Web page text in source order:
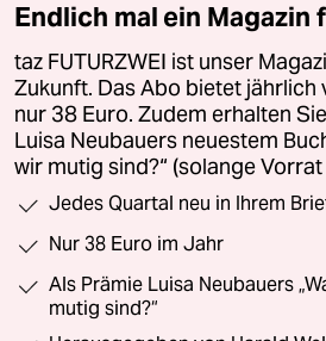
Endlich mal ein Magazin
taz FUTURZWEI ist unser
Zukunft. Das Abo bietet jährlich
nur 38 Euro. Zudem erhalten
Luisa Neubauers neuestem
wir mutig sind?“ (solange
Jedes Quartal neu in Ihrem
Nur 38 Euro im Jahr
Als Prämie Luisa Neubauers
mutig sind?“